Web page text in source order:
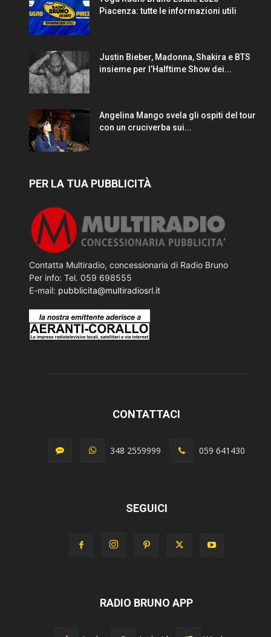
Piacenza: tutte le informazioni utili
Justin Bieber, Madonna, Shakira e BTS
insieme per l’Halftime Show dei...
Angelina Mango svela gli ospiti del tour
con un cruciverba sui...
PER LA TUA PUBBLICITÀ
Contatta Multiradio, concessionaria di Radio Bruno
Per info: Tel. 059 698555
E-mail: pubblicita@multiradiosrl.it
CONTATTACI
348 2559999 059 641430
SEGUICI
RADIO BRUNO APP